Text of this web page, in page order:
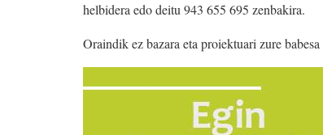
helbidera edo deitu 943 655 695 zenbakira.
Oraindik ez bazara eta proiektuari zure